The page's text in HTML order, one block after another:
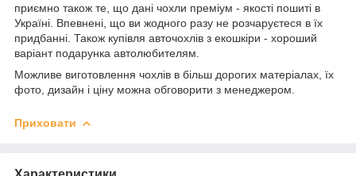
приємно також те, що дані чохли преміум - якості пошиті в
Україні. Впевнені, що ви жодного разу не розчаруєтеся в їх
придбанні. Також купівля авточохлів з екошкіри - хороший
варіант подарунка автолюбителям.
Можливе виготовлення чохлів в більш дорогих матеріалах, їх
фото, дизайн і ціну можна обговорити з менеджером.
Приховати